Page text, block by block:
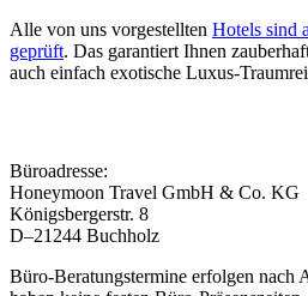
Alle von uns vorgestellten Hotels sind
geprüft. Das garantiert Ihnen
auch einfach exotische Luxus-
Büroadresse:
Honeymoon Travel GmbH & Co. KG
Königsbergerstr. 8
D–21244 Buchholz
Büro-Beratungstermine erfolgen nach